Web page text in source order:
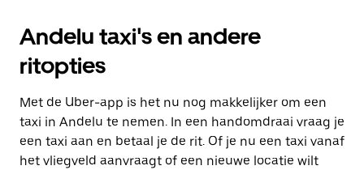
Andelu taxi's en andere
ritopties
Met de Uber-app is het nu nog makkelijker om een
taxi in Andelu te nemen. In een handomdraai vraag je
een taxi aan en betaal je de rit. Of je nu een taxi vanaf
het vliegveld aanvraagt of een nieuwe locatie wilt